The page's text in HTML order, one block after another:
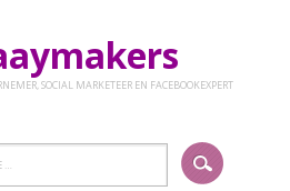
SOCIAL MARKETEER EN FACEBOOKEXPERT